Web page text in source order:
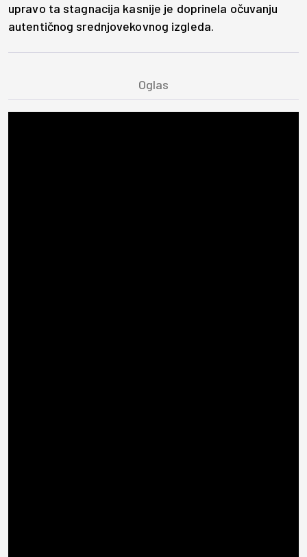
upravo ta stagnacija kasnije je doprinela očuvanju
autentičnog srednjovekovnog izgleda.